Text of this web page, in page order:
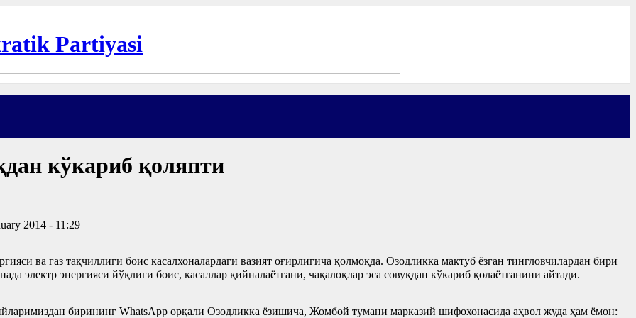
кўкариб қоляпти
2014 - 11:29
ва газ тақчиллиги боис касалхоналардаги вазият оғирлигича қолмоқда. Озодликка мактуб ёзган тингловчилардан бири
электр энергияси йўқлиги боис, касаллар қийналаётгани, чақалоқлар эса совуқдан кўкариб қолаётганини айтади.
бирининг WhatsApp орқали Озодликка ёзишича, Жомбой тумани марказий шифохонасида аҳвол жуда ҳам ёмон: